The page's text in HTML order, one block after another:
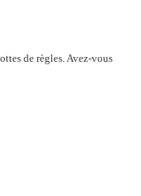
de règles. Avez-vous